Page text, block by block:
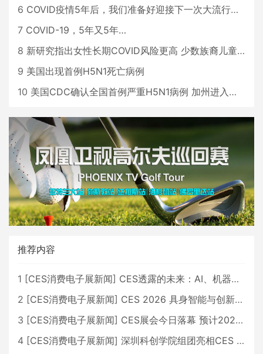
6 COVID疫情5年后，我们准备好迎接下一次大流行了吗？
7 COVID-19，5年又5年…
8 新研究指出女性长期COVID风险更高 少数族裔儿童存在差异
9 美国出现首例H5N1死亡病例
10 美国CDC确认全国首例严重H5N1病例 加州进入紧急状态
推荐内容
1 [CES消费电子展新闻] CES透露的未来：AI、机器人与智能生活大爆发
2 [CES消费电子展新闻] CES 2026 具身智能与创新领域 中国公司大放异彩
3 [CES消费电子展新闻] CES展会今日落幕 预计2026行业收入将超五千亿美元
4 [CES消费电子展新闻] 深圳科创学院组团亮相CES 广受好评